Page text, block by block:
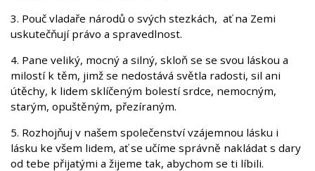
3. Pouč vladaře národů o svých stezkách, ať na Zemi
uskutečňují právo a spravedlnost.
4. Pane veliký, mocný a silný, skloň se se svou láskou a
milostí k těm, jimž se nedostává světla radosti, sil ani
útěchy, k lidem sklíčeným bolestí srdce, nemocným,
starým, opuštěným, přezíraným.
5. Rozhojňuj v našem společenství vzájemnou lásku i
lásku ke všem lidem, ať se učíme správně nakládat s dary
od tebe přijatými a žijeme tak, abychom se ti líbili.